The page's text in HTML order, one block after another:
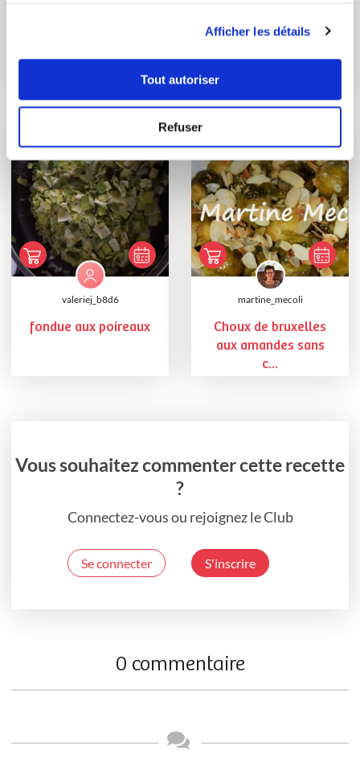
Afficher les détails
Tout autoriser
Refuser
valeriej_b8d6
fondue aux poireaux
martine_mecoli
Choux de bruxelles
aux amandes sans
c...
Vous souhaitez commenter cette recette
?
Connectez-vous ou rejoignez le Club
Se connecter S'inscrire
0 commentaire